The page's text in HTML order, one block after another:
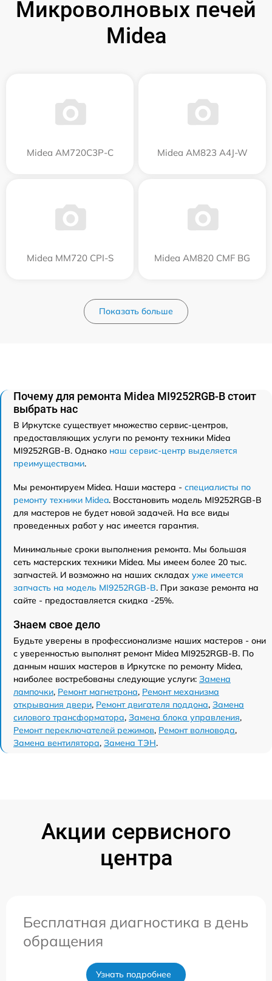
Микроволновых печей
Midea
Midea AM720C3P-C Midea AM823 A4J-W
Midea MM720 CPI-S Midea AM820 CMF BG
Показать больше
Почему для ремонта Midea MI9252RGB-B стоит
выбрать нас
В Иркутске существует множество сервис-центров,
предоставляющих услуги по ремонту техники Midea
MI9252RGB-B. Однако наш сервис-центр выделяется
преимуществами.
Мы ремонтируем Midea. Наши мастера - специалисты по
ремонту техники Midea. Восстановить модель MI9252RGB-B
для мастеров не будет новой задачей. На все виды
проведенных работ у нас имеется гарантия.
Минимальные сроки выполнения ремонта. Мы большая
сеть мастерских техники Midea. Мы имеем более 20 тыс.
запчастей. И возможно на наших складах уже имеется
запчасть на модель MI9252RGB-B. При заказе ремонта на
сайте - предоставляется скидка -25%.
Знаем свое дело
Будьте уверены в профессионализме наших мастеров - они
с уверенностью выполнят ремонт Midea MI9252RGB-B. По
данным наших мастеров в Иркутске по ремонту Midea,
наиболее востребованы следующие услуги: Замена
лампочки, Ремонт магнетрона, Ремонт механизма
открывания двери, Ремонт двигателя поддона, Замена
силового трансформатора, Замена блока управления,
Ремонт переключателей режимов, Ремонт волновода,
Замена вентилятора, Замена ТЭН.
Акции сервисного
центра
Бесплатная диагностика в день
обращения
Узнать подробнее